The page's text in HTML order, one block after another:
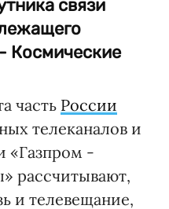
связи
Космические
часть России
телеканалов и
«Газпром -
рассчитывают,
и телевещание,